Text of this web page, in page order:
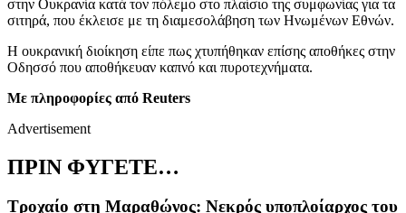
στην Ουκρανία κατά τον πόλεμο στο πλαίσιο της συμφωνίας για τα
σιτηρά, που έκλεισε με τη διαμεσολάβηση των Ηνωμένων Εθνών.
Η ουκρανική διοίκηση είπε πως χτυπήθηκαν επίσης αποθήκες στην
Οδησσό που αποθήκευαν καπνό και πυροτεχνήματα.
Με πληροφορίες από Reuters
Advertisement
ΠΡΙΝ ΦΥΓΕΤΕ…
Τροχαίο στη Μαραθώνος: Νεκρός υποπλοίαρχος του